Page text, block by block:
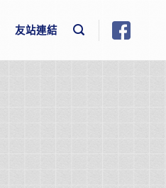
友站連結